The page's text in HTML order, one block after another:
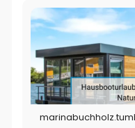
Jetzt besuchen :-
https://
und-wellne
#hausboot_mieten